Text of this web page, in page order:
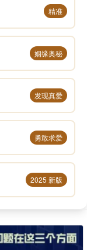
精准
姻缘奥秘
发现真爱
勇敢求爱
2025 新版